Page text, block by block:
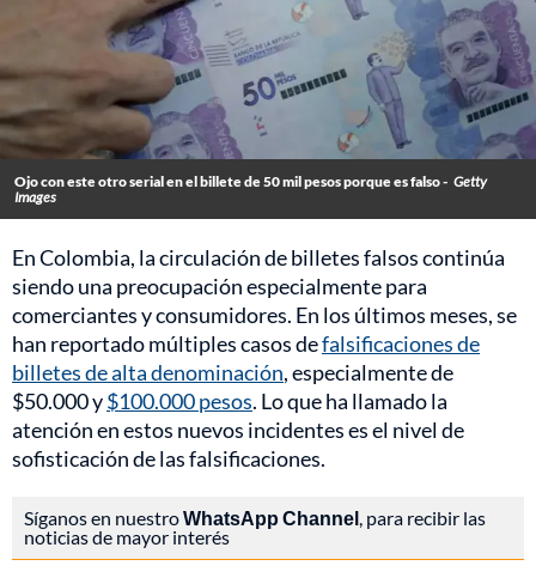
Ojo con este otro serial en el billete de 50 mil pesos porque es falso - Getty
Images
En Colombia, la circulación de billetes falsos continúa
siendo una preocupación especialmente para
comerciantes y consumidores. En los últimos meses, se
han reportado múltiples casos defalsificaciones de
billetes de alta denominación, especialmente de
$50.000 y$100.000 pesos. Lo que ha llamado la
atención en estos nuevos incidentes es el nivel de
sofisticación de las falsificaciones.
Síganos en nuestroWhatsApp Channel, para recibir las
noticias de mayor interés